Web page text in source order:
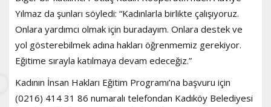
Yılmaz da şunları söyledi: “Kadınlarla birlikte çalışıyoruz.
Onlara yardımcı olmak için buradayım. Onlara destek ve
yol gösterebilmek adına hakları öğrenmemiz gerekiyor.
Eğitime sırayla katılmaya devam edeceğiz.”
Kadının İnsan Hakları Eğitim Programı’na başvuru için
(0216) 414 31 86 numaralı telefondan Kadıköy Belediyesi